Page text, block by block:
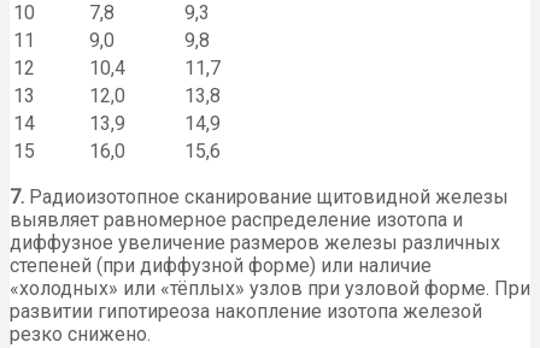
10
7,8
9,3
11
9,0
9,8
12
10,4
11,7
13
12,0
13,8
14
13,9
14,9
15
16,0
15,6
7. Радиоизотопное сканирование щитовидной железы
выявляет равномерное распределение изотопа и
диффузное увеличение размеров железы различных
степеней (при диффузной форме) или наличие
«холодных» или «тёплых» узлов при узловой форме. При
развитии гипотиреоза накопление изотопа железой
резко снижено.